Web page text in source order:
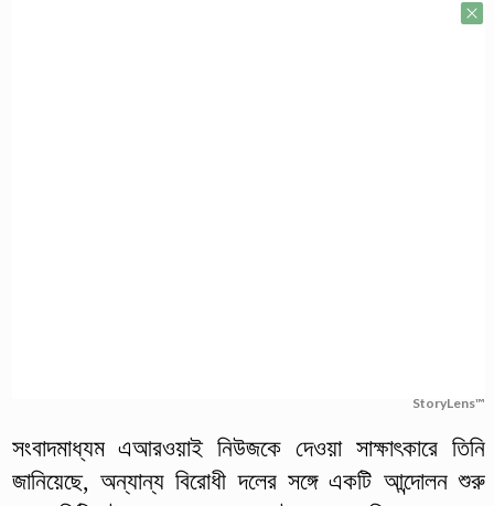
StoryLens™
সংবাদমাধ্যম এআরওয়াই নিউজকে দেওয়া সাক্ষাৎকারে তিনি
জানিয়েছে, অন্যান্য বিরোধী দলের সঙ্গে একটি আন্দোলন শুরু